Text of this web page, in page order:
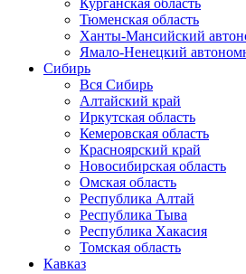
Курганская область
Тюменская область
Ханты-Мансийский
Ямало-Ненецкий
Сибирь
Вся Сибирь
Алтайский край
Иркутская область
Кемеровская область
Красноярский край
Новосибирская область
Омская область
Республика Алтай
Республика Тыва
Республика Хакасия
Томская область
Кавказ